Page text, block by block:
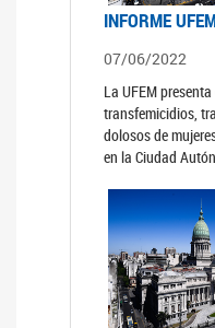
INFORME
07/06/2022
La UFEM
transfemicidios,
dolosos de
en la Ciudad